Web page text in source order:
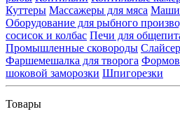
Куттеры Массажеры для мяса
Оборудование для рыбного
сосисок и колбас Печи для
Промышленные сковороды
Фаршемешалка для творога
шоковой заморозки Шпигорезки
Товары